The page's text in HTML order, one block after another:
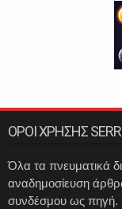
ΟΡΟΙ ΧΡΗΣΗΣ
Όλα τα πνευματικά
αναδημοσίευση
συνδέσμου ως πηγή.